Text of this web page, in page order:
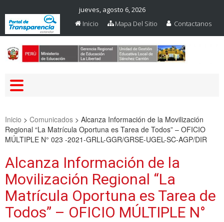
jueves, agosto 6, 2026
Inicio
Mapa Del Sitio Contactanos
Inicio > Comunicados > Alcanza Información de la Movilización
Regional “La Matrícula Oportuna es Tarea de Todos” – OFICIO
MÚLTIPLE N° 023 -2021-GRLL-GGR/GRSE-UGEL-SC-AGP/DIR
Alcanza Información de la
Movilización Regional “La
Matrícula Oportuna es Tarea de
Todos” – OFICIO MÚLTIPLE N°